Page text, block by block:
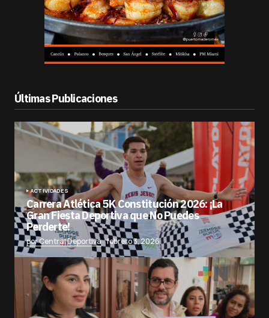
Últimas Publicaciones
ACTIVIDADES
Carrera Atlética 5K Constitución 2026: ¡La
Gran Fiesta Deportiva que No Puedes
Perderte!
por Central Deportiva febrero 3, 2026